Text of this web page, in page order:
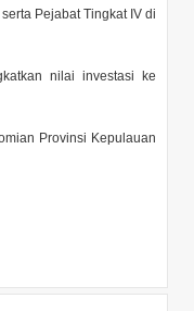
Pejabat Tingkat IV di
nilai investasi ke
Provinsi Kepulauan